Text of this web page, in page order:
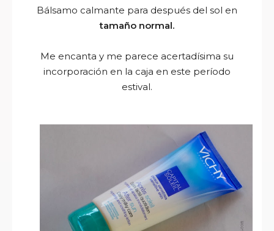
Bálsamo calmante para después del sol en
tamaño normal.
Me encanta y me parece acertadísima su
incorporación en la caja en este período
estival.